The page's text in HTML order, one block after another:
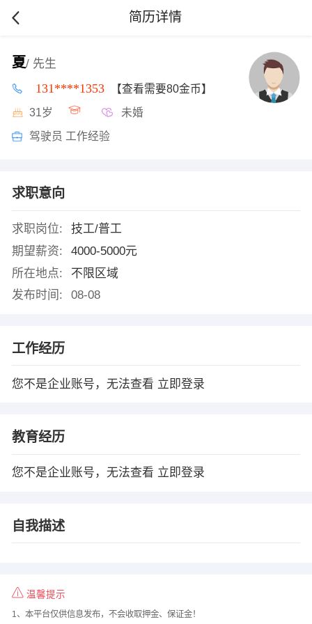
简历详情
夏/ 先生
131****1353 【查看需要80金币】
31岁 未婚
驾驶员 工作经验
求职意向
求职岗位:
技工/普工
期望薪资:
4000-5000元
所在地点:
不限区域
发布时间:
08-08
工作经历
您不是企业账号，无法查看 立即登录
教育经历
您不是企业账号，无法查看 立即登录
自我描述
温馨提示
1、本平台仅供信息发布，不会收取押金、保证金！